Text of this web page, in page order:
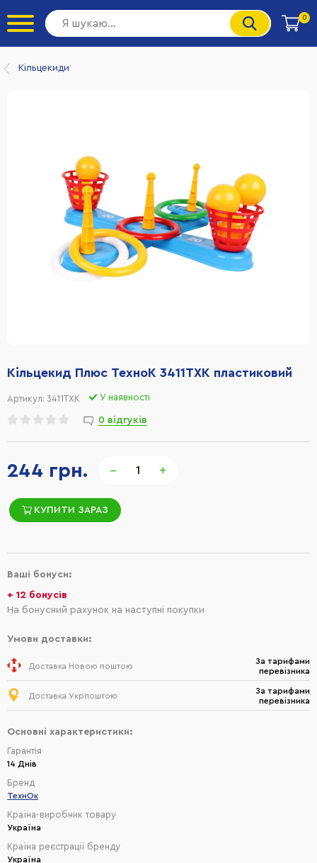
0
Кільцекиди
244 грн. − +
КУПИТИ ЗАРАЗ
Кільцекид Плюс ТехноК 3411TXK пластиковий
Артикул: 3411TXK У наявності
0 відгуків
Ваші бонуси:
+ 12 бонусів
На бонусний рахунок на наступні покупки
Умови доставки:
Доставка Новою поштою
За тарифами
перевізника
Доставка Укрпоштою
За тарифами
перевізника
Основні характеристики:
Гарантія
14 Днів
Бренд
ТехнОк
Країна-виробник товару
Україна
Країна реєстрації бренду
Україна